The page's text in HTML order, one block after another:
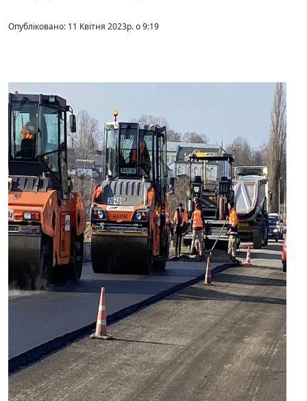
Опубліковано: 11 Квітня 2023р. о 9:19